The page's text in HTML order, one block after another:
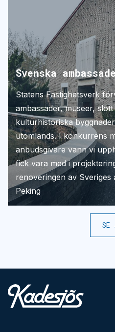
Svenska
Statens Fastighetsverk
ambassader, museer,
kulturhistoriska
utomlands. I konkurrens
anbudsgivare vann vi
fick vara med i
renoveringen av Sveriges
Peking
SE